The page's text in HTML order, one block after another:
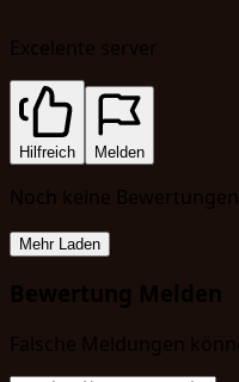
Excelente server
Hilfreich Melden
Noch keine
Mehr Laden
Bewertung Melden
Falsche Meldungen